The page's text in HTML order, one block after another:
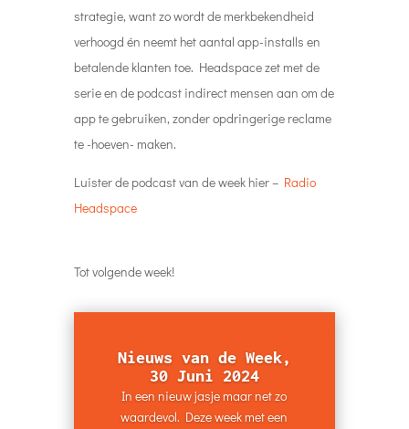
strategie, want zo wordt de merkbekendheid
verhoogd én neemt het aantal app-installs en
betalende klanten toe. Headspace zet met de
serie en de podcast indirect mensen aan om de
app te gebruiken, zonder opdringerige reclame
te -hoeven- maken.
Luister de podcast van de week hier – Radio
Headspace
Tot volgende week!
Nieuws van de Week,
30 Juni 2024
In een nieuw jasje maar net zo
waardevol. Deze week met een